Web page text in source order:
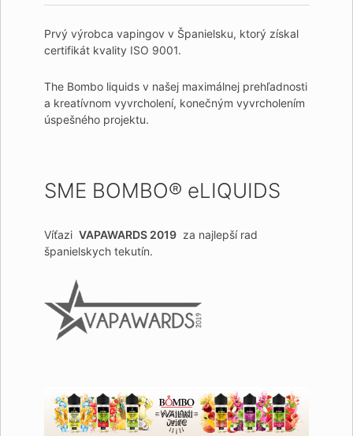
Prvý výrobca vapingov v Španielsku, ktorý získal
certifikát kvality ISO 9001.
The Bombo liquids v našej maximálnej prehľadnosti
a kreatívnom vyvrcholení, konečným vyvrcholením
úspešného projektu.
SME BOMBO® eLIQUIDS
Víťazi VAPAWARDS 2019za najlepší rad
španielskych tekutín.